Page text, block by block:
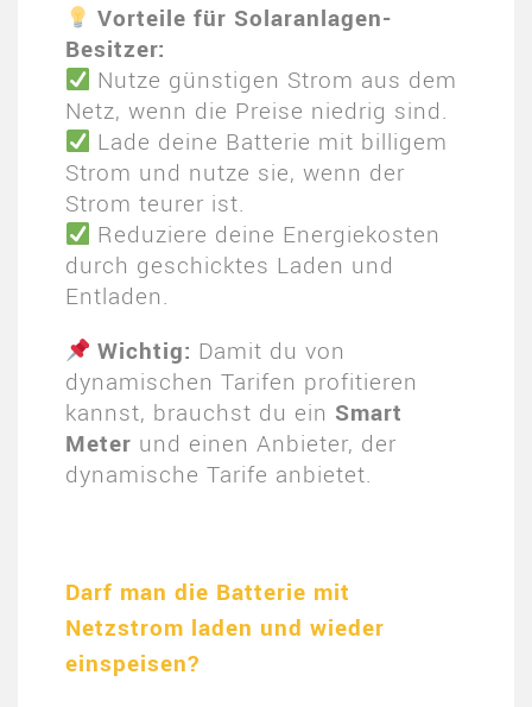
Vorteile für Solaranlagen-
Besitzer:
Nutze günstigen Strom aus dem
Netz, wenn die Preise niedrig sind.
Lade deine Batterie mit billigem
Strom und nutze sie, wenn der
Strom teurer ist.
Reduziere deine Energiekosten
durch geschicktes Laden und
Entladen.
Wichtig: Damit du von
dynamischen Tarifen profitieren
kannst, brauchst du ein Smart
Meter und einen Anbieter, der
dynamische Tarife anbietet.
Darf man die Batterie mit
Netzstrom laden und wieder
einspeisen?